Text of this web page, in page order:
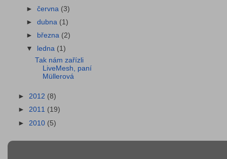
►června (3)
►dubna (1)
►
března (2)
▼
ledna (1)
Tak nám zařízli
LiveMesh, paní
Müllerová
► 2012 (8)
► 2011 (19)
► 2010 (5)